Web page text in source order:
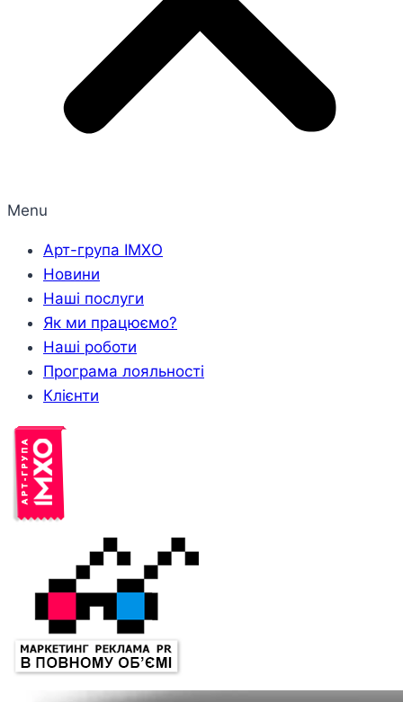
Menu
Арт-група ІМХО
Новини
Наші послуги
Як ми працюємо?
Наші роботи
Програма лояльності
Клієнти